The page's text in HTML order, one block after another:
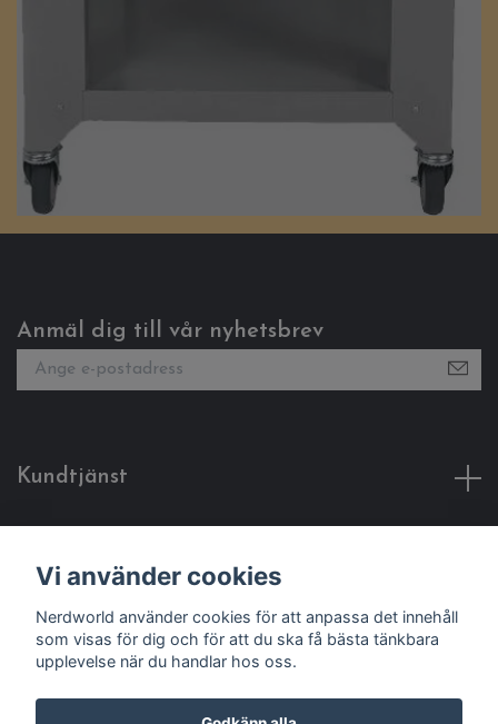
Anmäl dig till vår nyhetsbrev
Kundtjänst
Sociala medier
Vi använder cookies
Nerdworld använder cookies för att anpassa det innehåll
som visas för dig och för att du ska få bästa tänkbara
upplevelse när du handlar hos oss.